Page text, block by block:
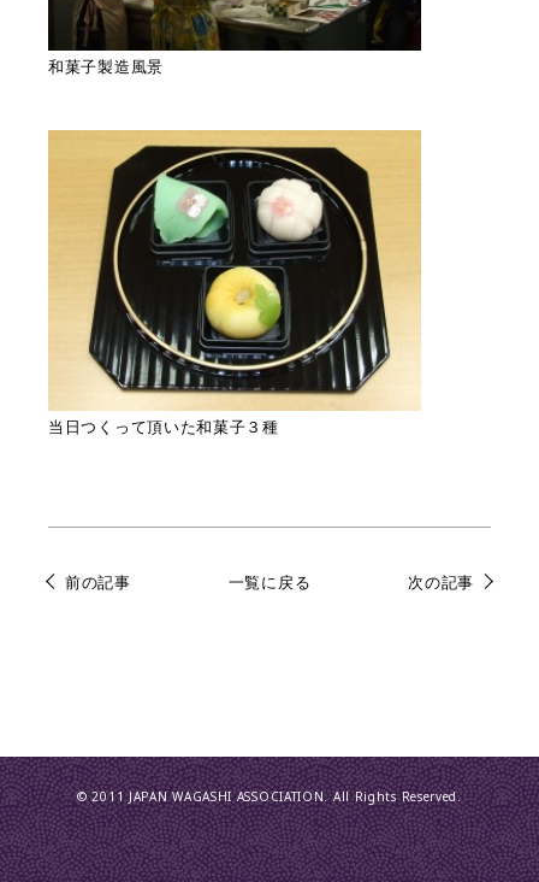
和菓子製造風景
当日つくって頂いた和菓子３種
前の記事 一覧に戻る 次の記事
© 2011 JAPAN WAGASHI ASSOCIATION. All Rights Reserved.